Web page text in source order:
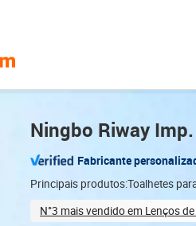
Ningbo Riway
Fabricante
Principais produtos:Toalhetes
N°3 mais vendido em Lenços